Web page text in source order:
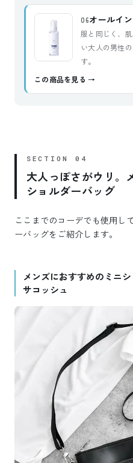
06オールイ
服と同じく、
い大人の男性
す。
この商品を見る
大人っぽさがウリ。
ショルダーバッグ
ここまでのコーデでも使用し
ーバッグをご紹介します。
メンズにおすすめのミニ
サコッシュ